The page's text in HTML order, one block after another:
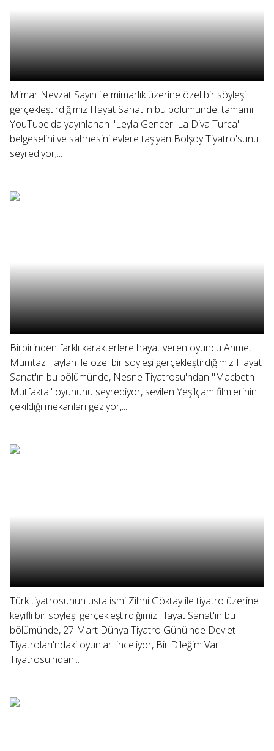
Mimar Nevzat Sayın ile mimarlık üzerine özel bir söyleşi
gerçekleştirdiğimiz Hayat Sanat'ın bu bölümünde, tamamı
YouTube'da yayınlanan "Leyla Gencer: La Diva Turca"
belgeselini ve sahnesini evlere taşıyan Bolşoy Tiyatro'sunu
seyrediyor;...
Birbirinden farklı karakterlere hayat veren oyuncu Ahmet
Mümtaz Taylan ile özel bir söyleşi gerçekleştirdiğimiz Hayat
Sanat'ın bu bölümünde, Nesne Tiyatrosu'ndan "Macbeth
Mutfakta" oyununu seyrediyor, sevilen Yeşilçam filmlerinin
çekildiği mekanları geziyor,...
Türk tiyatrosunun usta ismi Zihni Göktay ile tiyatro üzerine
keyifli bir söyleşi gerçekleştirdiğimiz Hayat Sanat'ın bu
bölümünde, 27 Mart Dünya Tiyatro Günü'nde Devlet
Tiyatroları'ndaki oyunları inceliyor, Bir Dileğim Var
Tiyatrosu'ndan...